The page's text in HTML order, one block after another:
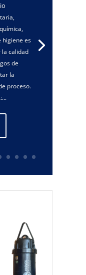
higiene es
calidad
de
la
proceso.